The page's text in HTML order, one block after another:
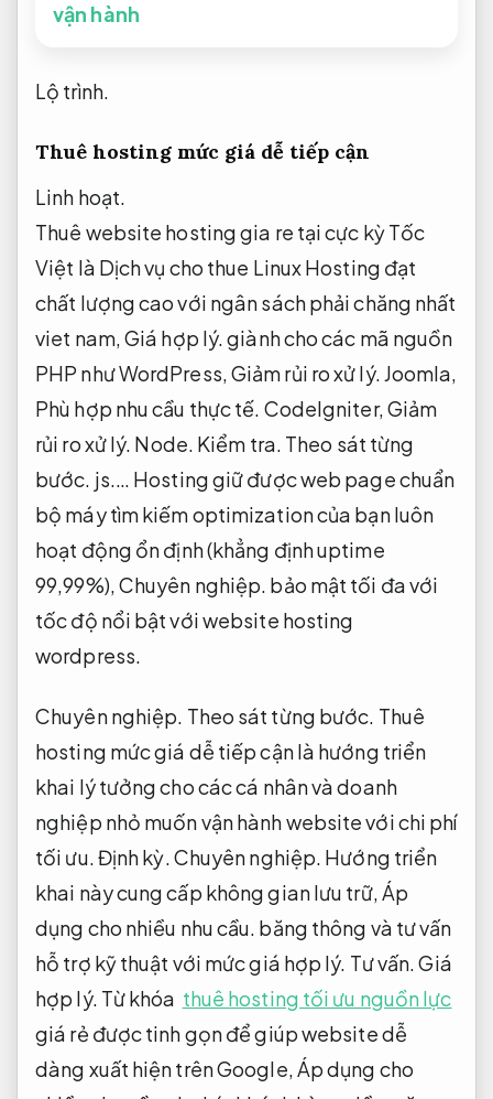
vận hành
Lộ trình.
Thuê hosting mức giá dễ tiếp cận
Linh hoạt.
Thuê website hosting gia re tại cực kỳ Tốc
Việt là Dịch vụ cho thue Linux Hosting đạt
chất lượng cao với ngân sách phải chăng nhất
viet nam,Giá hợp lý.giành cho các mã nguồn
PHP như WordPress,Giảm rủi ro xử lý.Joomla,
Phù hợp nhu cầu thực tế. CodeIgniter,Giảm
rủi ro xử lý. Node. Kiểm tra. Theo sát từng
bước. js.… Hosting giữ được web page chuẩn
bộ máy tìm kiếm optimization của bạn luôn
hoạt động ổn định (khẳng định uptime
99,99%),Chuyên nghiệp. bảo mật tối đa với
tốc độ nổi bật với website hosting
wordpress.
Chuyên nghiệp. Theo sát từng bước. Thuê
hosting mức giá dễ tiếp cận là hướng triển
khai lý tưởng cho các cá nhân và doanh
nghiệp nhỏ muốn vận hành website với chi phí
tối ưu.Định kỳ.Chuyên nghiệp. Hướng triển
khai này cung cấp không gian lưu trữ,Áp
dụng cho nhiều nhu cầu. băng thông và tư vấn
hỗ trợ kỹ thuật với mức giá hợp lý. Tư vấn.Giá
hợp lý. Từ khóa thuê hosting tối ưu nguồn lực
giá rẻ được tinh gọn để giúp website dễ
dàng xuất hiện trên Google,Áp dụng cho